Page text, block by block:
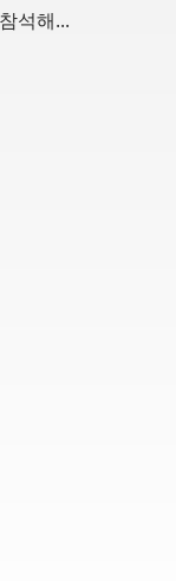
석해...